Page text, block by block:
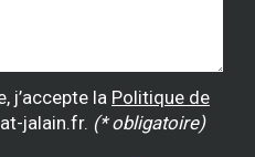
j’accepte la Politique de
jalain.fr. (* obligatoire)